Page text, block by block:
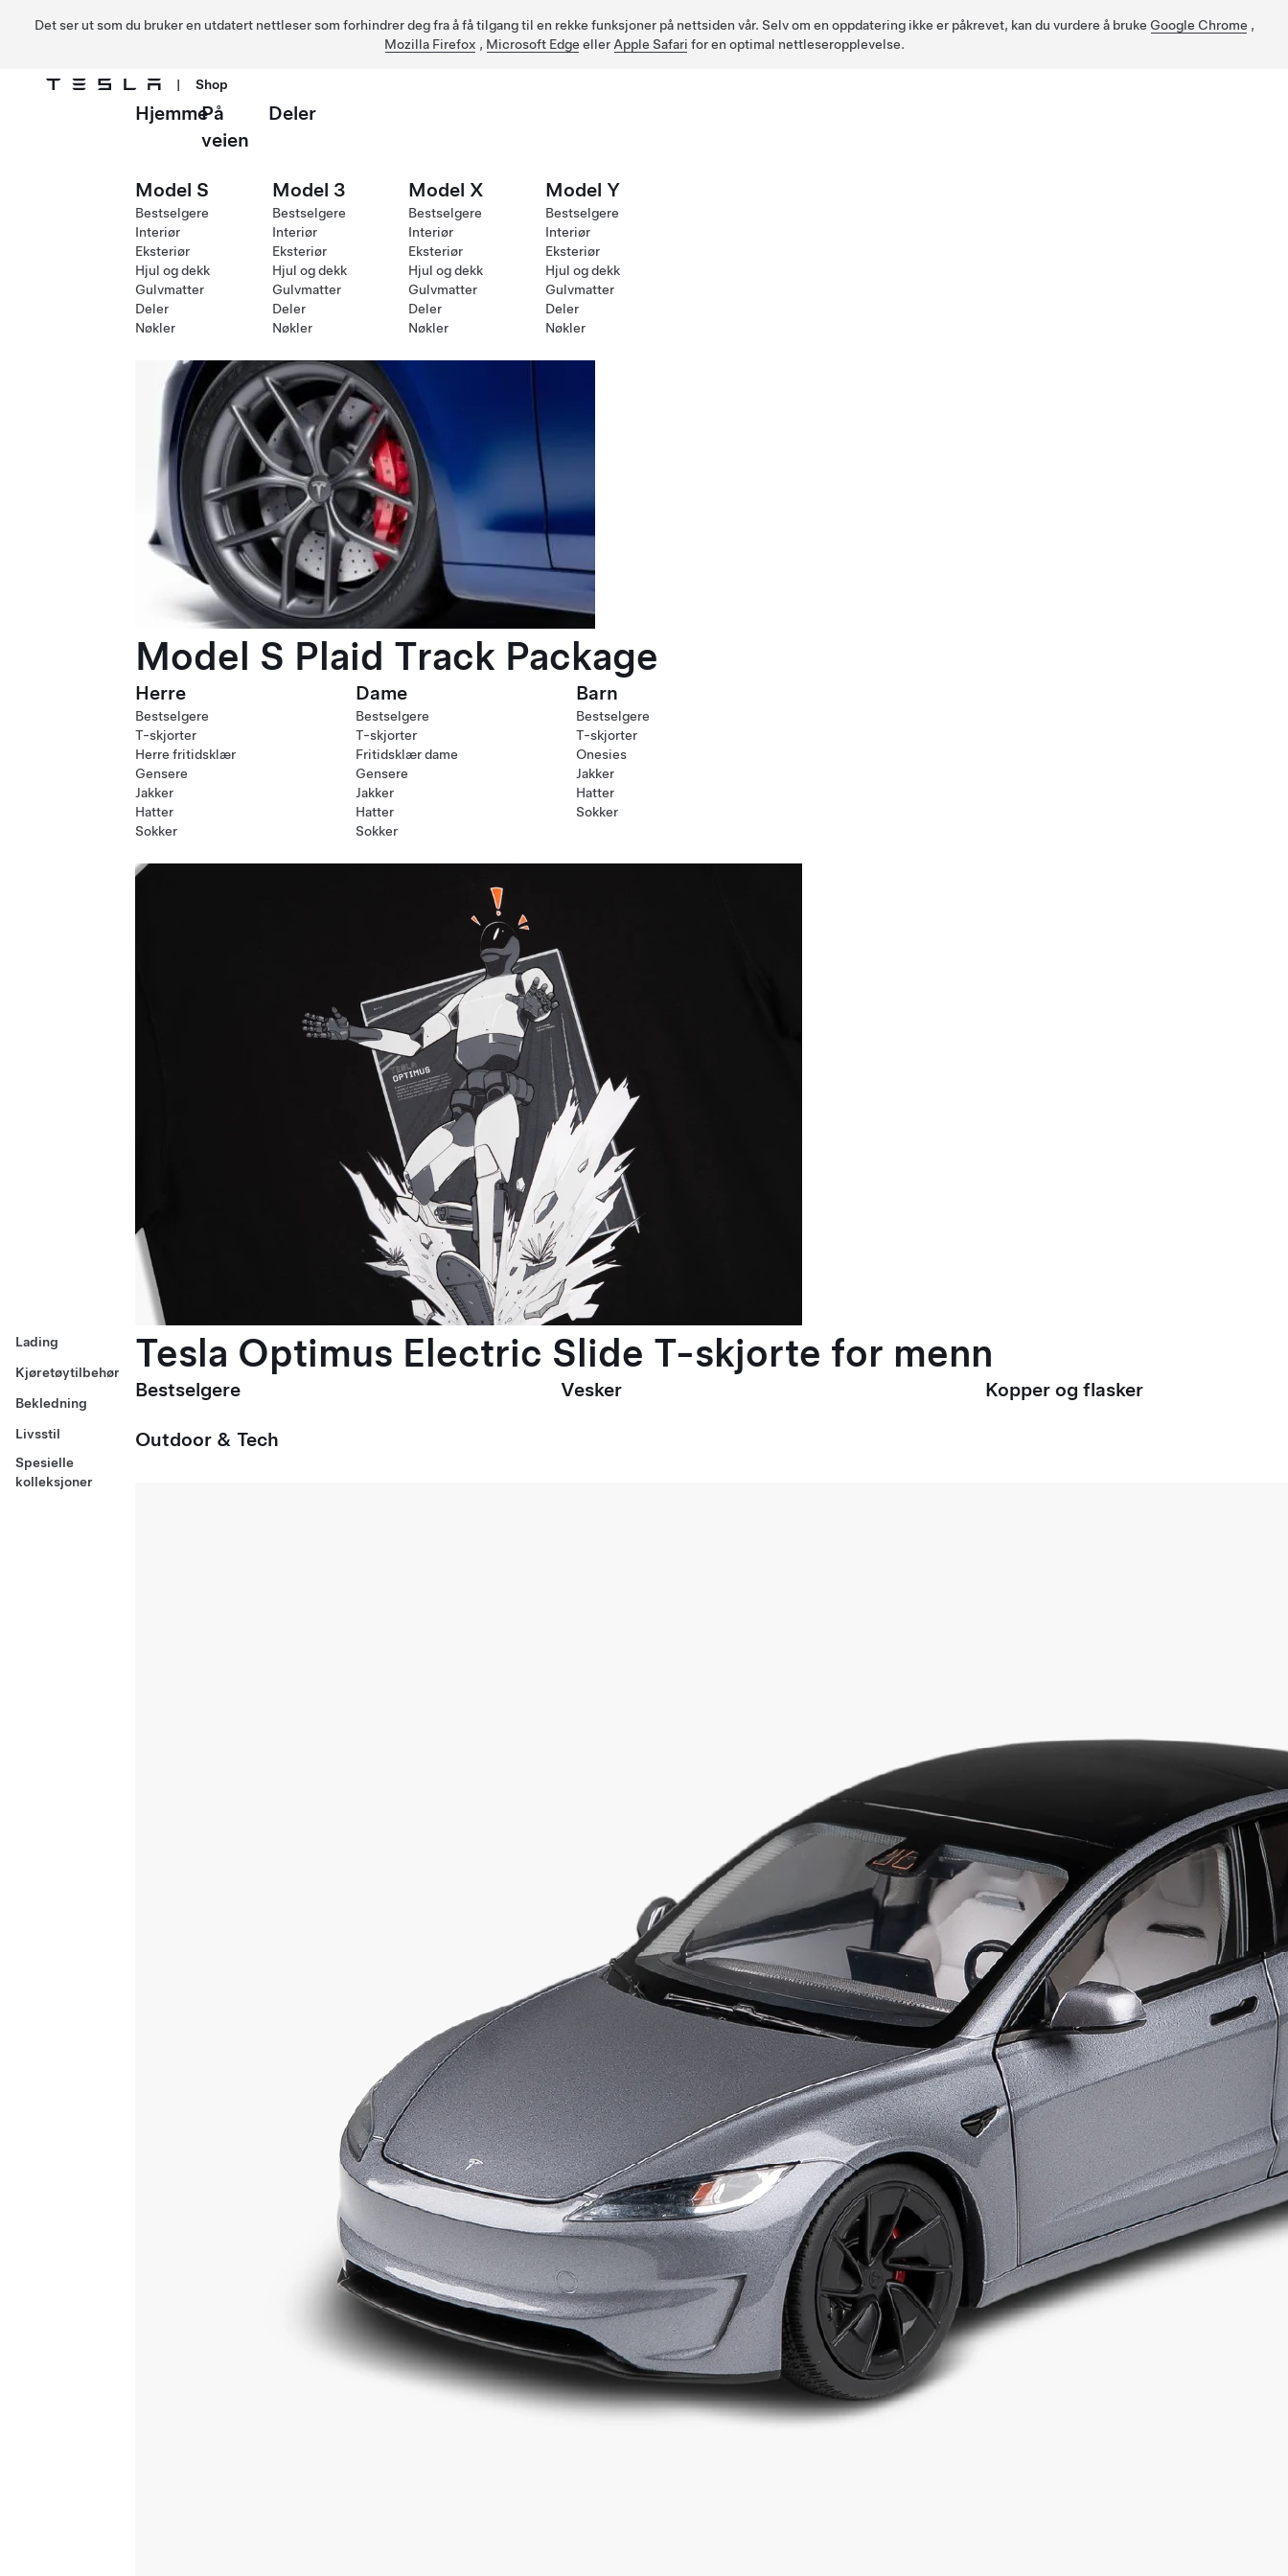
Det ser ut som du bruker en utdatert nettleser som forhindrer deg fra å få tilgang til en rekke funksjoner på nettsiden vår. Selv om en oppdatering ikke er påkrevet, kan du vurdere å bruke Google Chrome ,
Mozilla Firefox , Microsoft Edge eller Apple Safari for en optimal nettleseropplevelse.
| Shop
Lading
Kjøretøytilbehør
Bekledning
Livsstil
Spesielle
kolleksjoner
HjemmePå
veien
Deler
Model S
Bestselgere
Interiør
Eksteriør
Hjul og dekk
Gulvmatter
Deler
Nøkler
Model 3
Bestselgere
Interiør
Eksteriør
Hjul og dekk
Gulvmatter
Deler
Nøkler
Model X
Bestselgere
Interiør
Eksteriør
Hjul og dekk
Gulvmatter
Deler
Nøkler
Model Y
Bestselgere
Interiør
Eksteriør
Hjul og dekk
Gulvmatter
Deler
Nøkler
Model S Plaid Track Package
Herre
Bestselgere
T-skjorter
Herre fritidsklær
Gensere
Jakker
Hatter
Sokker
Dame
Bestselgere
T-skjorter
Fritidsklær dame
Gensere
Jakker
Hatter
Sokker
Barn
Bestselgere
T-skjorter
Onesies
Jakker
Hatter
Sokker
Tesla Optimus Electric Slide T-skjorte for menn
Bestselgere Vesker Kopper og flasker
Outdoor & Tech